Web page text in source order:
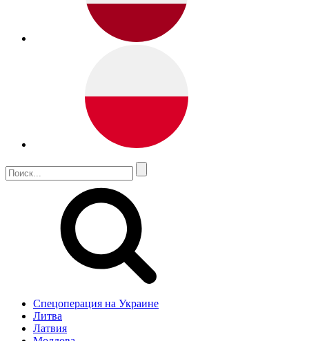
Спецоперация на Украине
Литва
Латвия